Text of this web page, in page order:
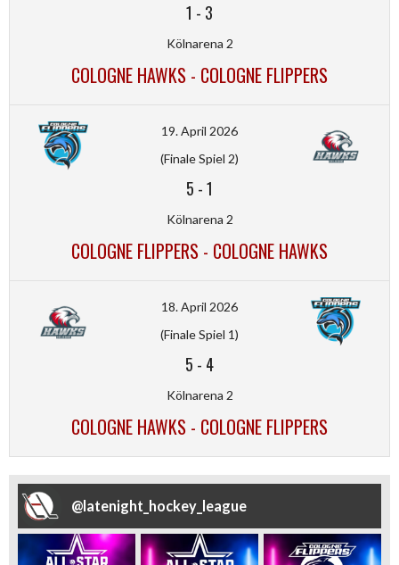
1 - 3
Kölnarena 2
COLOGNE HAWKS - COLOGNE FLIPPERS
19. April 2026
(Finale Spiel 2)
5 -1
Kölnarena 2
COLOGNE FLIPPERS - COLOGNE HAWKS
18. April 2026
(Finale Spiel 1)
5 - 4
Kölnarena 2
COLOGNE HAWKS - COLOGNE FLIPPERS
@latenight_hockey_league